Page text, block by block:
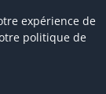
expérience de
politique de